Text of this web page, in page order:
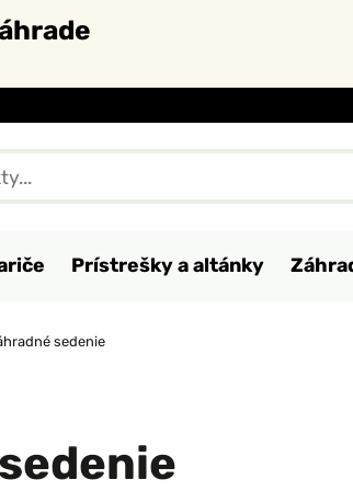
Prístrešky a altánky
sedenie